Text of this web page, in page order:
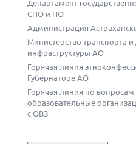
Департамент
СПО и ПО
Администрация
Министерство транспорта
инфраструктуры АО
Горячая линия
Губернаторе АО
Горячая линия по
образовательные
с ОВЗ